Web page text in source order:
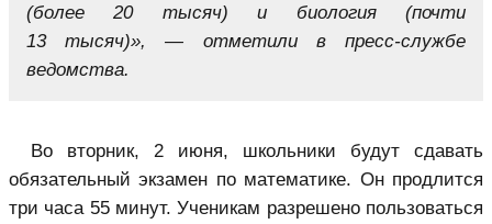
(более 20 тысяч) и биология (почти
13 тысяч)», — отметили в пресс-службе
ведомства.
Во вторник, 2 июня, школьники будут сдавать
обязательный экзамен по математике. Он продлится
три часа 55 минут. Ученикам разрешено пользоваться